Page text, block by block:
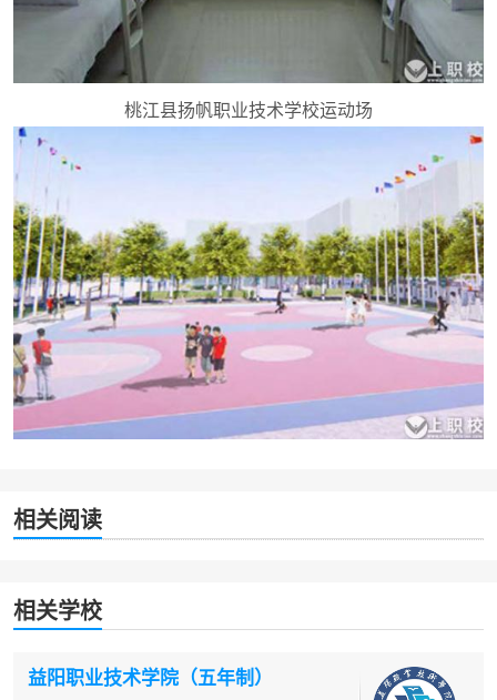
桃江县扬帆职业技术学校运动场
相关阅读
相关学校
益阳职业技术学院（五年制）